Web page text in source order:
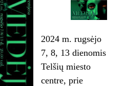
2024 m. rugsėjo
7, 8, 13 dienomis
Telšių miesto
centre, prie